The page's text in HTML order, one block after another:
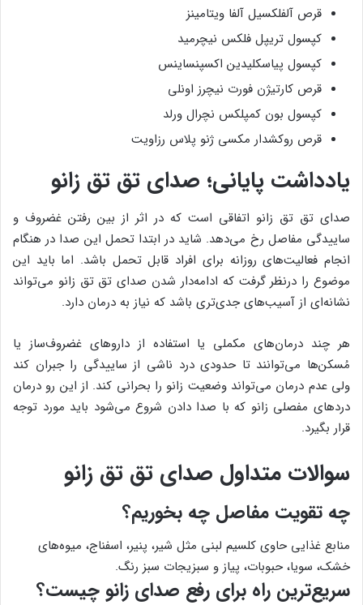
قرص آلفلکسیل آلفا ویتامینز
کپسول تریپل فلکس نیچرمید
کپسول پیاسکلیدین اکسپنساینس
قرص کارتیژن فورت نیچرز اونلی
کپسول بون کمپلکس نچرال ورلد
قرص روکشدار مکسی ژنو پلاس رزاویت
یادداشت پایانی؛ صدای تق تق زانو
صدای تق تق زانو اتفاقی است که در اثر از بین رفتن غضروف و
ساییدگی مفاصل رخ می‌دهد. شاید در ابتدا تحمل این صدا در هنگام
انجام فعالیت‌های روزانه برای افراد قابل تحمل باشد. اما باید این
موضوع را درنظر گرفت که ادامه‌‎دار شدن صدای تق تق زانو می‌تواند
نشانه‌ای از آسیب‌های جدی‌تری باشد که نیاز به درمان دارد.
هر چند درمان‌های مکملی یا استفاده از داروهای غضروف‌ساز یا
مُسکن‌ها می‌توانند تا حدودی درد ناشی از ساییدگی را جبران کند
ولی عدم درمان می‌تواند وضعیت زانو را بحرانی کند. از این رو درمان
دردهای مفصلی زانو که با صدا دادن شروع می‌شود باید مورد توجه
قرار بگیرد.
سوالات متداول صدای تق تق زانو
چه تقویت مفاصل چه بخوریم؟
منابع غذایی حاوی کلسیم لبنی مثل شیر، پنیر، اسفناج، میوه‌‌های
خشک، سویا، حبوبات، پیاز و سبزیجات سبز رنگ.
سریع‌ترین راه برای رفع صدای زانو چیست؟